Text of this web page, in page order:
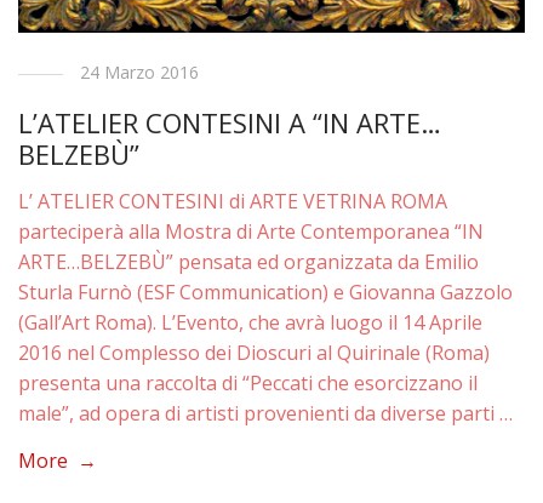
24 Marzo 2016
L’ATELIER CONTESINI A “IN ARTE…
BELZEBÙ”
L’ ATELIER CONTESINI di ARTE VETRINA ROMA
parteciperà alla Mostra di Arte Contemporanea “IN
ARTE…BELZEBÙ” pensata ed organizzata da Emilio
Sturla Furnò (ESF Communication) e Giovanna Gazzolo
(Gall’Art Roma). L’Evento, che avrà luogo il 14 Aprile
2016 nel Complesso dei Dioscuri al Quirinale (Roma)
presenta una raccolta di “Peccati che esorcizzano il
male”, ad opera di artisti provenienti da diverse parti …
More →